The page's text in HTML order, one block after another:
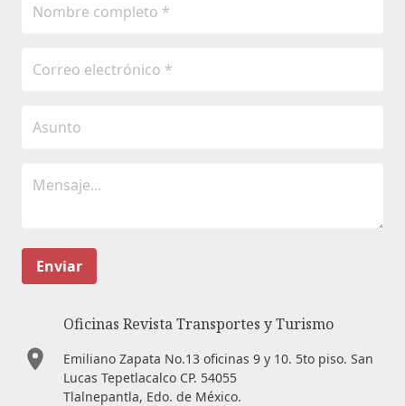
Enviar
Oficinas Revista Transportes y Turismo
Emiliano Zapata No.13 oficinas 9 y 10. 5to piso. San
Lucas Tepetlacalco CP. 54055
Tlalnepantla, Edo. de México.